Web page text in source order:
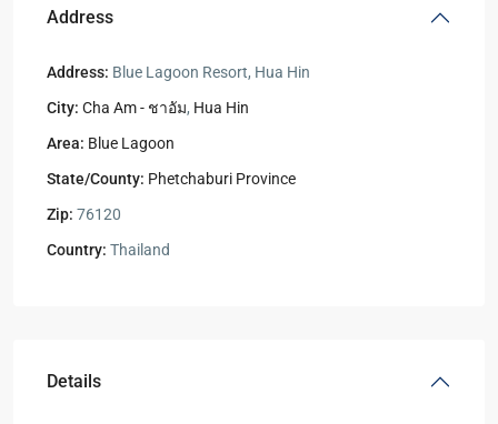
Address
Address: Blue Lagoon Resort, Hua Hin
City: Cha Am - ชาอัม, Hua Hin
Area: Blue Lagoon
State/County: Phetchaburi Province
Zip: 76120
Country: Thailand
Details